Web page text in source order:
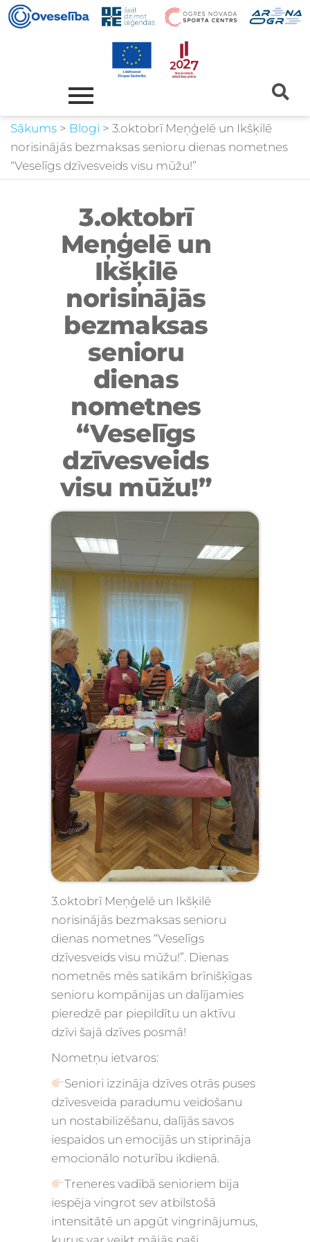
Sākums > Blogi > 3.oktobrī Meņģelē un Ikšķilē
norisinājās bezmaksas senioru dienas nometnes
“Veselīgs dzīvesveids visu mūžu!”
3.oktobrī
Meņģelē un
Ikšķilē
norisinājās
bezmaksas
senioru
dienas
nometnes
“Veselīgs
dzīvesveids
visu mūžu!”
3.oktobrī Meņģelē un Ikšķilē
norisinājās bezmaksas senioru
dienas nometnes “Veselīgs
dzīvesveids visu mūžu!”. Dienas
nometnēs mēs satikām brīnišķīgas
senioru kompānijas un dalījamies
pieredzē par piepildītu un aktīvu
dzīvi šajā dzīves posmā!
Nometņu ietvaros:
Seniori izzināja dzīves otrās puses
dzīvesveida paradumu veidošanu
un nostabilizēšanu, dalījās savos
iespaidos un emocijās un stiprināja
emocionālo noturību ikdienā.
Treneres vadībā senioriem bija
iespēja vingrot sev atbilstošā
intensitātē un apgūt vingrinājumus,